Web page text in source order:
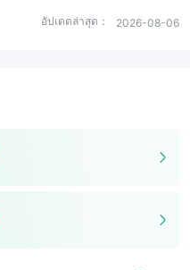
อัปเดตล่าสุด： 2026-08-06